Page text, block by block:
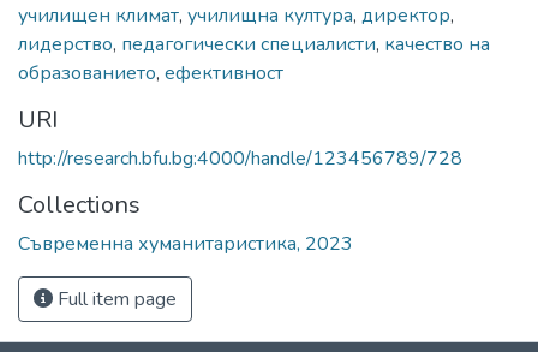
училищен климат, училищна култура, директор,
лидерство, педагогически специалисти, качество на
образованието, ефективност
URI
http://research.bfu.bg:4000/handle/123456789/728
Collections
Съвременна хуманитаристика, 2023
Full item page